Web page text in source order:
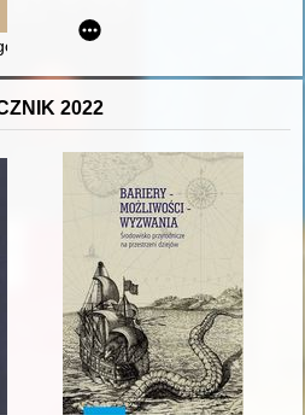
Klubu Sportowego "Lwów" w
2022